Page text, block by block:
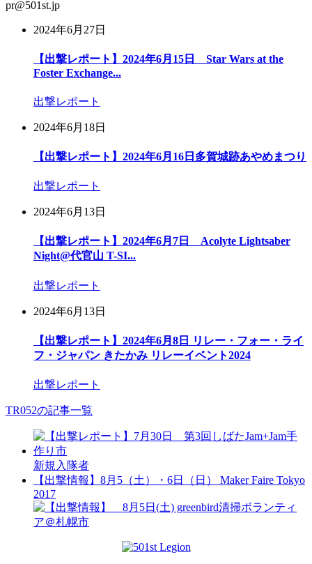
pr@501st.jp
2024年6月27日
【出撃レポート】2024年6月15日 Star Wars at the
Foster Exchange...
出撃レポート
2024年6月18日
【出撃レポート】2024年6月16日多賀城跡あやめまつり
出撃レポート
2024年6月13日
【出撃レポート】2024年6月7日 Acolyte Lightsaber
Night@代官山 T-SI...
出撃レポート
2024年6月13日
【出撃レポート】2024年6月8日 リレー・フォー・ライ
フ・ジャパン きたかみ リレーイベント2024
出撃レポート
TR052の記事一覧
新規入隊者
【出撃情報】8月5（土）・6日（日） Maker Faire Tokyo
2017